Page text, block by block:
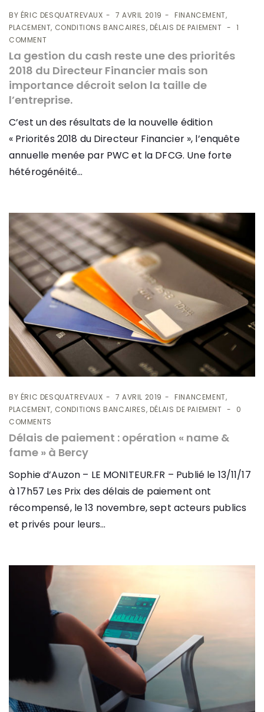
BY ÉRIC DESQUATREVAUX 7 AVRIL 2019
FINANCEMENT,
PLACEMENT, CONDITIONS BANCAIRES, DÉLAIS DE PAIEMENT
1
COMMENT
La gestion du cash reste une des priorités
2018 du Directeur Financier mais son
importance décroit selon la taille de
l’entreprise.
C’est un des résultats de la nouvelle édition
« Priorités 2018 du Directeur Financier », l’enquête
annuelle menée par PWC et la DFCG. Une forte
hétérogénéité...
BY ÉRIC DESQUATREVAUX 7 AVRIL 2019
FINANCEMENT,
PLACEMENT, CONDITIONS BANCAIRES, DÉLAIS DE PAIEMENT
0
COMMENTS
Délais de paiement : opération « name &
fame » à Bercy
Sophie d’Auzon – LE MONITEUR.FR – Publié le 13/11/17
à 17h57 Les Prix des délais de paiement ont
récompensé, le 13 novembre, sept acteurs publics
et privés pour leurs...